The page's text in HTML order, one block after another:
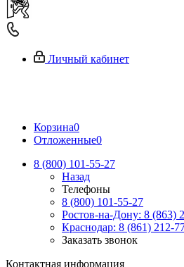
Личный кабинет
Корзина0
Отложенные0
8 (800) 101-55-27
Назад
Телефоны
8 (800) 101-55-27
Ростов-на-Дону: 8 (863)
Краснодар: 8 (861) 212-
Заказать звонок
Контактная информация